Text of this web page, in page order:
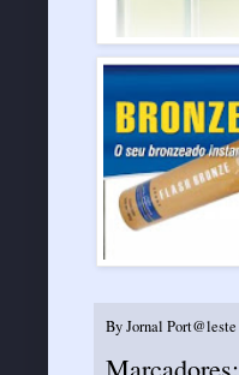
ByJornal Port@leste